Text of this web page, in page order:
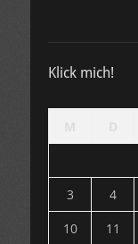
Klick mich!
3
4
10
11